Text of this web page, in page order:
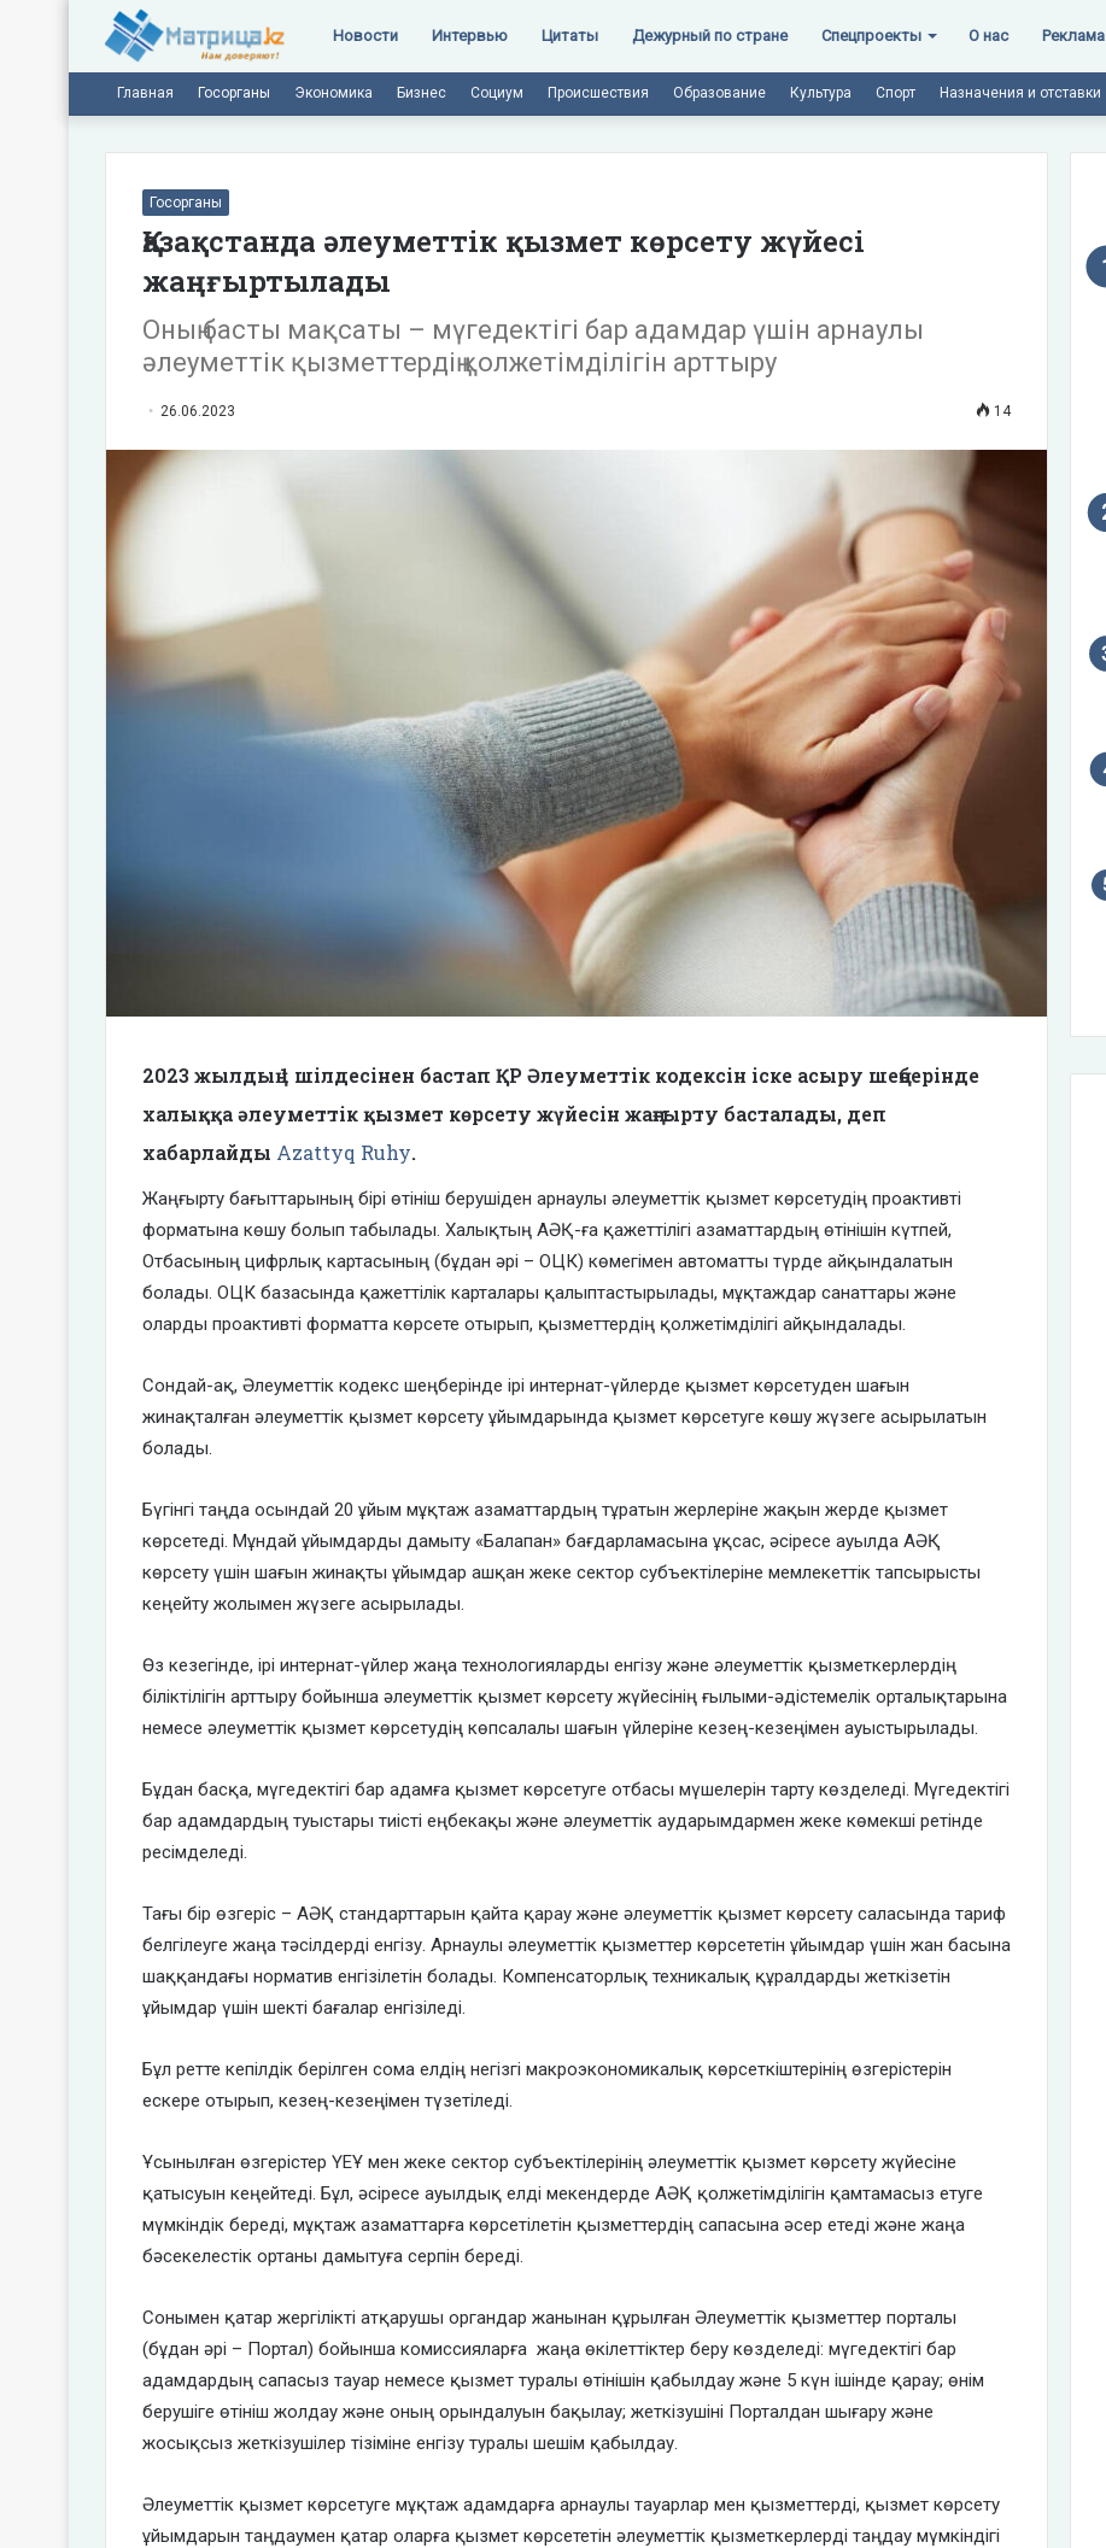
Новости Интервью Цитаты Дежурный по стране Спецпроекты О нас Реклама
Главная Госорганы Экономика Бизнес Социум Происшествия Образование Культура Спорт Назначения и отставки
Госорганы
Қазақстанда әлеуметтік қызмет көрсету жүйесі
жаңғыртылады
Оның басты мақсаты – мүгедектігі бар адамдар үшін арнаулы
әлеуметтік қызметтердің қолжетімділігін арттыру
26.06.2023 14
2023 жылдың 1 шілдесінен бастап ҚР Әлеуметтік кодексін іске асыру шеңберінде
халыққа әлеуметтік қызмет көрсету жүйесін жаңғырту басталады, деп
хабарлайды Azattyq Ruhy.
Жаңғырту бағыттарының бірі өтініш берушіден арнаулы әлеуметтік қызмет көрсетудің проактивті
форматына көшу болып табылады. Халықтың АӘҚ-ға қажеттілігі азаматтардың өтінішін күтпей,
Отбасының цифрлық картасының (бұдан әрі – ОЦК) көмегімен автоматты түрде айқындалатын
болады. ОЦК базасында қажеттілік карталары қалыптастырылады, мұқтаждар санаттары және
оларды проактивті форматта көрсете отырып, қызметтердің қолжетімділігі айқындалады.
Сондай-ақ, Әлеуметтік кодекс шеңберінде ірі интернат-үйлерде қызмет көрсетуден шағын
жинақталған әлеуметтік қызмет көрсету ұйымдарында қызмет көрсетуге көшу жүзеге асырылатын
болады.
Бүгінгі таңда осындай 20 ұйым мұқтаж азаматтардың тұратын жерлеріне жақын жерде қызмет
көрсетеді. Мұндай ұйымдарды дамыту «Балапан» бағдарламасына ұқсас, әсіресе ауылда АӘҚ
көрсету үшін шағын жинақты ұйымдар ашқан жеке сектор субъектілеріне мемлекеттік тапсырысты
кеңейту жолымен жүзеге асырылады.
Өз кезегінде, ірі интернат-үйлер жаңа технологияларды енгізу және әлеуметтік қызметкерлердің
біліктілігін арттыру бойынша әлеуметтік қызмет көрсету жүйесінің ғылыми-әдістемелік орталықтарына
немесе әлеуметтік қызмет көрсетудің көпсалалы шағын үйлеріне кезең-кезеңімен ауыстырылады.
Бұдан басқа, мүгедектігі бар адамға қызмет көрсетуге отбасы мүшелерін тарту көзделеді. Мүгедектігі
бар адамдардың туыстары тиісті еңбекақы және әлеуметтік аударымдармен жеке көмекші ретінде
ресімделеді.
Тағы бір өзгеріс – АӘҚ стандарттарын қайта қарау және әлеуметтік қызмет көрсету саласында тариф
белгілеуге жаңа тәсілдерді енгізу. Арнаулы әлеуметтік қызметтер көрсететін ұйымдар үшін жан басына
шаққандағы норматив енгізілетін болады. Компенсаторлық техникалық құралдарды жеткізетін
ұйымдар үшін шекті бағалар енгізіледі.
Бұл ретте кепілдік берілген сома елдің негізгі макроэкономикалық көрсеткіштерінің өзгерістерін
ескере отырып, кезең-кезеңімен түзетіледі.
Ұсынылған өзгерістер ҮЕҰ мен жеке сектор субъектілерінің әлеуметтік қызмет көрсету жүйесіне
қатысуын кеңейтеді. Бұл, әсіресе ауылдық елді мекендерде АӘҚ қолжетімділігін қамтамасыз етуге
мүмкіндік береді, мұқтаж азаматтарға көрсетілетін қызметтердің сапасына әсер етеді және жаңа
бәсекелестік ортаны дамытуға серпін береді.
Сонымен қатар жергілікті атқарушы органдар жанынан құрылған Әлеуметтік қызметтер порталы
(бұдан әрі – Портал) бойынша комиссияларға жаңа өкілеттіктер беру көзделеді: мүгедектігі бар
адамдардың сапасыз тауар немесе қызмет туралы өтінішін қабылдау және 5 күн ішінде қарау; өнім
берушіге өтініш жолдау және оның орындалуын бақылау; жеткізушіні Порталдан шығару және
жосықсыз жеткізушілер тізіміне енгізу туралы шешім қабылдау.
Әлеуметтік қызмет көрсетуге мұқтаж адамдарға арнаулы тауарлар мен қызметтерді, қызмет көрсету
ұйымдарын таңдаумен қатар оларға қызмет көрсететін әлеуметтік қызметкерлерді таңдау мүмкіндігі